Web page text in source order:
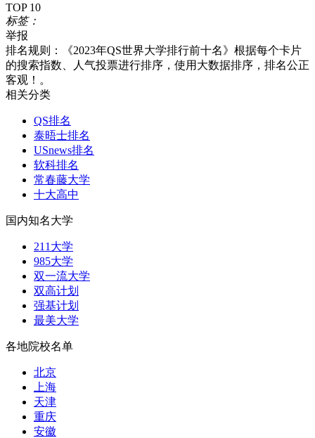
TOP 10
标签：
举报
排名规则：
《2023年QS世界大学排行前十名》根据每个卡片
的搜索指数、人气投票进行排序，使用大数据排序，排名公正
客观！。
相关分类
QS排名
泰晤士排名
USnews排名
软科排名
常春藤大学
十大高中
国内知名大学
211大学
985大学
双一流大学
双高计划
强基计划
最美大学
各地院校名单
北京
上海
天津
重庆
安徽